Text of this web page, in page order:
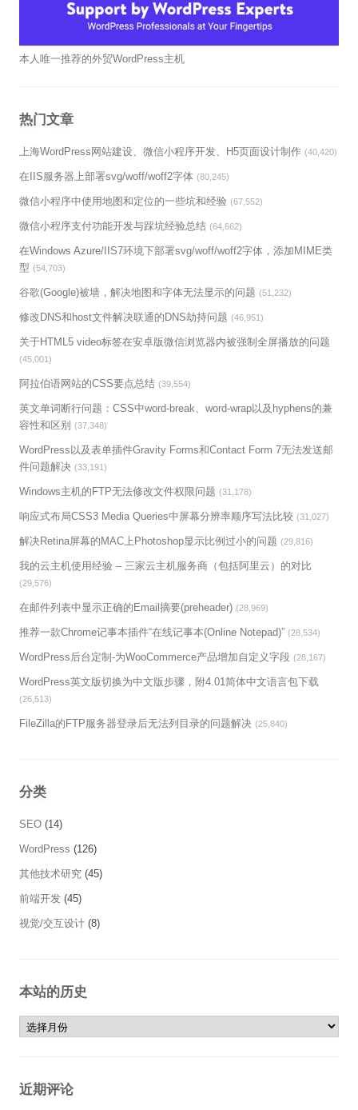
本人唯一推荐的外贸WordPress主机
热门文章
上海WordPress网站建设、微信小程序开发、H5页面设计制作 (40,420)
在IIS服务器上部署svg/woff/woff2字体 (80,245)
微信小程序中使用地图和定位的一些坑和经验 (67,552)
微信小程序支付功能开发与踩坑经验总结 (64,662)
在Windows Azure/IIS7环境下部署svg/woff/woff2字体，添加MIME类
型 (54,703)
谷歌(Google)被墙，解决地图和字体无法显示的问题 (51,232)
修改DNS和host文件解决联通的DNS劫持问题 (46,951)
关于HTML5 video标签在安卓版微信浏览器内被强制全屏播放的问题
(45,001)
阿拉伯语网站的CSS要点总结 (39,554)
英文单词断行问题：CSS中word-break、word-wrap以及hyphens的兼
容性和区别
(37,348)
WordPress以及表单插件Gravity Forms和Contact Form 7无法发送邮
件问题解决 (33,191)
Windows主机的FTP无法修改文件权限问题 (31,178)
响应式布局CSS3 Media Queries中屏幕分辨率顺序写法比较 (31,027)
解决Retina屏幕的MAC上Photoshop显示比例过小的问题 (29,816)
我的云主机使用经验 – 三家云主机服务商（包括阿里云）的对比
(29,576)
在邮件列表中显示正确的Email摘要(preheader) (28,969)
推荐一款Chrome记事本插件“在线记事本(Online Notepad)” (28,534)
WordPress后台定制-为WooCommerce产品增加自定义字段 (28,167)
WordPress英文版切换为中文版步骤，附4.01简体中文语言包下载
(26,513)
FileZilla的FTP服务器登录后无法列目录的问题解决 (25,840)
分类
SEO (14)
WordPress (126)
其他技术研究 (45)
前端开发 (45)
视觉/交互设计 (8)
本站的历史
本站的历史
近期评论